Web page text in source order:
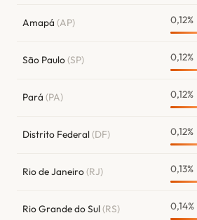
Amapá (AP) 0,12%
São Paulo(SP) 0,12%
Pará (PA) 0,12%
Distrito Federal(DF) 0,12%
Rio de Janeiro(RJ) 0,13%
Rio Grande do Sul(RS) 0,14%